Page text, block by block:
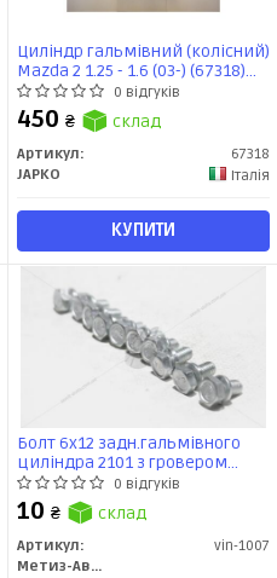
Циліндр гальмівний (колісний)
Mazda 2 1.25 - 1.6 (03-) (67318)
JAPKO
0 відгуків
450 ₴ склад
Артикул:
67318
JAPKO
Італія
КУПИТИ
Болт 6х12 задн.гальмівного
циліндра 2101 з гровером
(кратно 20) Метиз-Авто
0 відгуків
10 ₴ склад
Артикул:
vin-1007
Метиз-Авто